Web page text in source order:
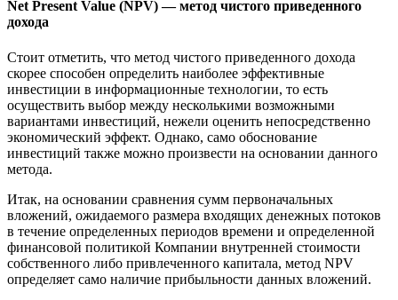
Net Present Value (NPV) — метод чистого приведенного
дохода
Стоит отметить, что метод чистого приведенного дохода
скорее способен определить наиболее эффективные
инвестиции в информационные технологии, то есть
осуществить выбор между несколькими возможными
вариантами инвестиций, нежели оценить непосредственно
экономический эффект. Однако, само обоснование
инвестиций также можно произвести на основании данного
метода.
Итак, на основании сравнения сумм первоначальных
вложений, ожидаемого размера входящих денежных потоков
в течение определенных периодов времени и определенной
финансовой политикой Компании внутренней стоимости
собственного либо привлеченного капитала, метод NPV
определяет само наличие прибыльности данных вложений.